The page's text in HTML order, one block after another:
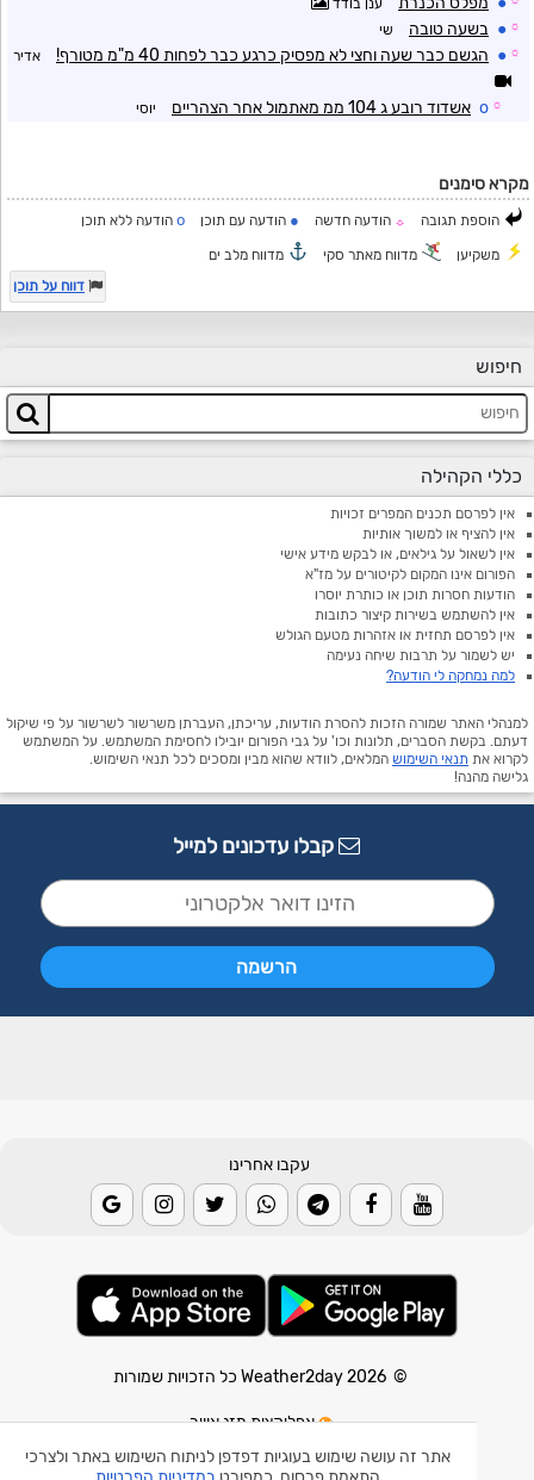
אתר זה עושה שימוש בעוגיות דפדפן לניתוח השימוש באתר ולצרכי
☼
● בשעה טובה שי
☼
● הגשם כבר שעה וחצי לא מפסיק כרגע כבר לפחות 40 מ"מ מטורף! אדיר
☼
o אשדוד רובע ג 104 ממ מאתמול אחר הצהריים יוסי
מקרא סימנים
הוספת תגובה ☼ הודעה חדשה ● הודעה עם תוכן o הודעה ללא תוכן
משקיען מדווח מאתר סקי
מדווח מלב ים
דווח על תוכן
חיפוש
כללי הקהילה
אין לפרסם תכנים המפרים זכויות
אין להציף או למשוך אותיות
אין לשאול על גילאים, או לבקש מידע אישי
הפורום אינו המקום לקיטורים על מז"א
הודעות חסרות תוכן או כותרת יוסרו
אין להשתמש בשירות קיצור כתובות
אין לפרסם תחזית או אזהרות מטעם הגולש
יש לשמור על תרבות שיחה נעימה
למה נמחקה לי הודעה?
למנהלי האתר שמורה הזכות להסרת הודעות, עריכתן, העברתן משרשור לשרשור על פי שיקול
דעתם. בקשת הסברים, תלונות וכו' על גבי הפורום יובילו לחסימת המשתמש. על המשתמש
לקרוא את תנאי השימוש המלאים, לוודא שהוא מבין ומסכים לכל תנאי השימוש.
גלישה מהנה!
קבלו עדכונים למייל
עקבו אחרינו
© 2026 Weather2day כל הזכויות שמורות
אפליקצית מזג אוויר
אפליקצית רעידת אדמה